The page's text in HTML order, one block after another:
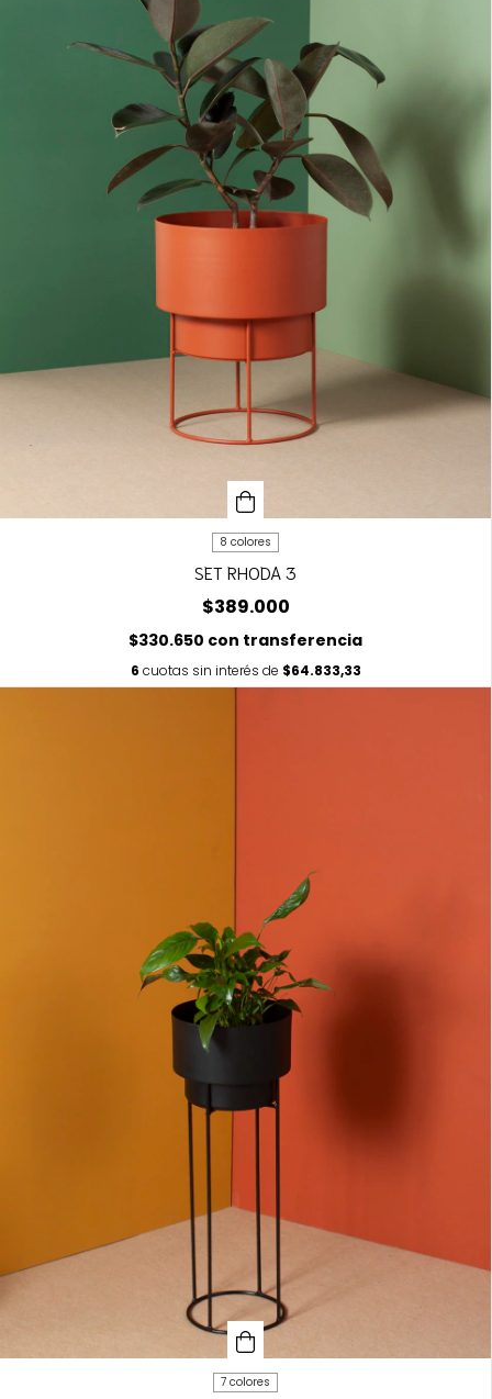
8 colores
SET RHODA 3
$389.000
$330.650 con transferencia
6 cuotas sin interés de $64.833,33
7 colores